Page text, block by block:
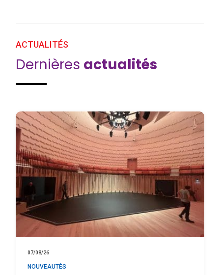
ACTUALITÉS
Dernières actualités
07/08/26
NOUVEAUTÉS